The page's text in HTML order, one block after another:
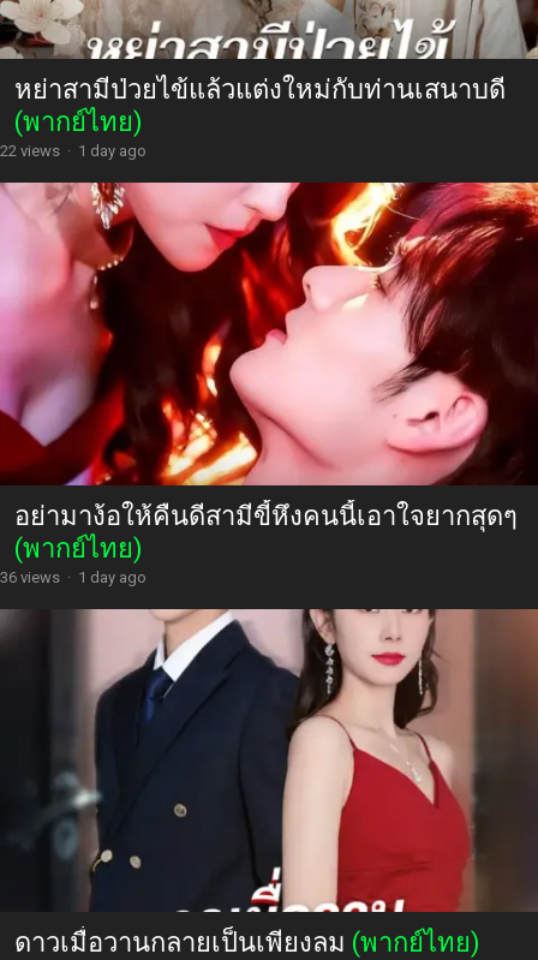
หย่าสามีป่วยไข้แล้วแต่งใหม่กับท่านเสนาบดี
(พากย์ไทย)
22 views · 1 day ago
อย่ามาง้อให้คืนดีสามีขี้หึงคนนี้เอาใจยากสุดๆ
(พากย์ไทย)
36 views · 1 day ago
ดาวเมื่อวานกลายเป็นเพียงลม (พากย์ไทย)